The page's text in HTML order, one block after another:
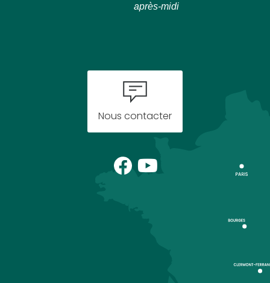
après-midi
Nous contacter